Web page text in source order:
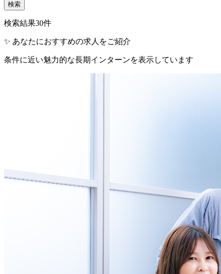
検索
検索結果30件
✨ あなたにおすすめの求人をご紹介
条件に近い魅力的な長期インターンを表示しています